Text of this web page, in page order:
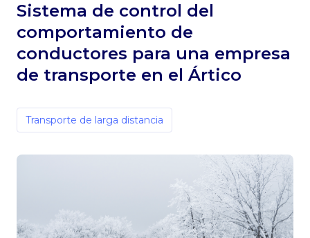
Sistema de control del
comportamiento de
conductores para una empresa
de transporte en el Ártico
Transporte de larga distancia